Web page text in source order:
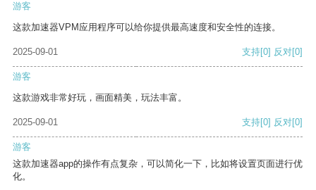
游客
这款加速器VPM应用程序可以给你提供最高速度和安全性的连接。
2025-09-01 支持[0] 反对[0]
游客
这款游戏非常好玩，画面精美，玩法丰富。
2025-09-01 支持[0] 反对[0]
游客
这款加速器app的操作有点复杂，可以简化一下，比如将设置页面进行优
化。